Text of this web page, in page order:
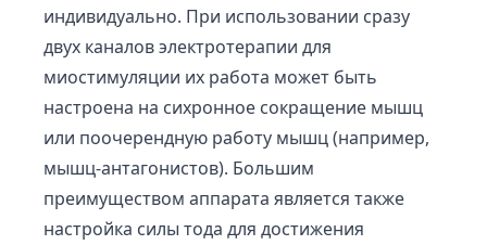
индивидуально. При использовании сразу
двух каналов электротерапии для
миостимуляции их работа может быть
настроена на сихронное сокращение мышц
или поочерендную работу мышц (например,
мышц-антагонистов). Большим
преимуществом аппарата является также
настройка силы тода для достижения